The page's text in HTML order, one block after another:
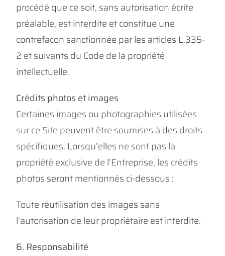
procédé que ce soit, sans autorisation écrite
préalable, est interdite et constitue une
contrefaçon sanctionnée par les articles L.335-
2 et suivants du Code de la propriété
intellectuelle.
Crédits photos et images
Certaines images ou photographies utilisées
sur ce Site peuvent être soumises à des droits
spécifiques. Lorsqu’elles ne sont pas la
propriété exclusive de l’Entreprise, les crédits
photos seront mentionnés ci-dessous :
Toute réutilisation des images sans
l’autorisation de leur propriétaire est interdite.
6. Responsabilité